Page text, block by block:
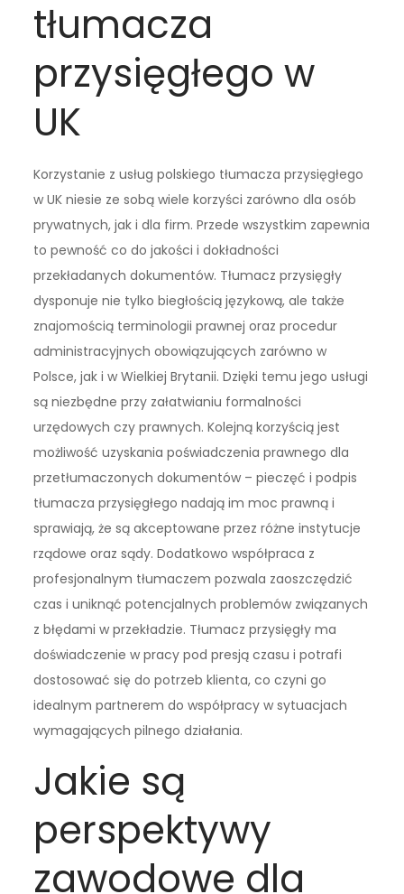
tłumacza
przysięgłego w
UK
Korzystanie z usług polskiego tłumacza przysięgłego
w UK niesie ze sobą wiele korzyści zarówno dla osób
prywatnych, jak i dla firm. Przede wszystkim zapewnia
to pewność co do jakości i dokładności
przekładanych dokumentów. Tłumacz przysięgły
dysponuje nie tylko biegłością językową, ale także
znajomością terminologii prawnej oraz procedur
administracyjnych obowiązujących zarówno w
Polsce, jak i w Wielkiej Brytanii. Dzięki temu jego usługi
są niezbędne przy załatwianiu formalności
urzędowych czy prawnych. Kolejną korzyścią jest
możliwość uzyskania poświadczenia prawnego dla
przetłumaczonych dokumentów – pieczęć i podpis
tłumacza przysięgłego nadają im moc prawną i
sprawiają, że są akceptowane przez różne instytucje
rządowe oraz sądy. Dodatkowo współpraca z
profesjonalnym tłumaczem pozwala zaoszczędzić
czas i uniknąć potencjalnych problemów związanych
z błędami w przekładzie. Tłumacz przysięgły ma
doświadczenie w pracy pod presją czasu i potrafi
dostosować się do potrzeb klienta, co czyni go
idealnym partnerem do współpracy w sytuacjach
wymagających pilnego działania.
Jakie są
perspektywy
zawodowe dla